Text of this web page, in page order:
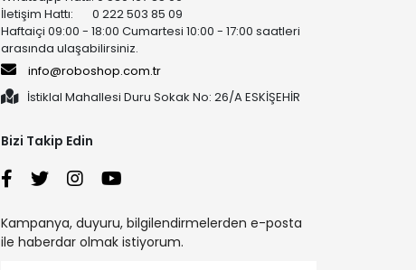
İletişim Hattı: 0 222 503 85 09
Haftaiçi 09:00 - 18:00 Cumartesi 10:00 - 17:00 saatleri
arasında ulaşabilirsiniz.
info@roboshop.com.tr
İstiklal Mahallesi Duru Sokak No: 26/A ESKİŞEHİR
Bizi Takip Edin
Kampanya, duyuru, bilgilendirmelerden e-posta
ile haberdar olmak istiyorum.